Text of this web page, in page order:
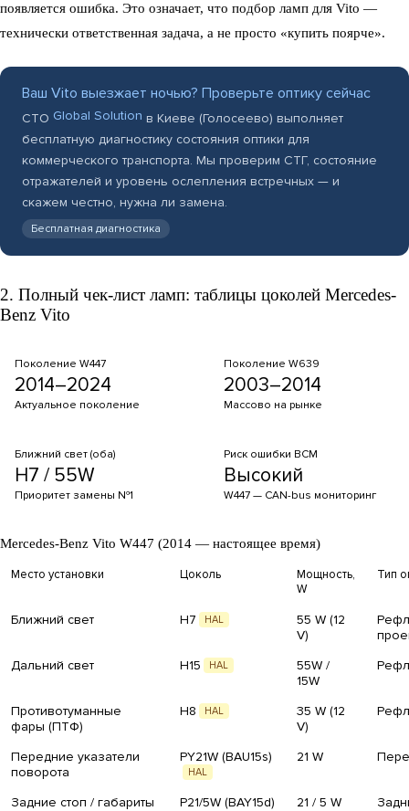
появляется ошибка. Это означает, что подбор ламп для Vito —
технически ответственная задача, а не просто «купить поярче».
Ваш Vito выезжает ночью? Проверьте оптику сейчас
СТО Global Solution в Киеве (Голосеево) выполняет
бесплатную диагностику состояния оптики для
коммерческого транспорта. Мы проверим СТГ, состояние
отражателей и уровень ослепления встречных — и
скажем честно, нужна ли замена.
Бесплатная диагностика
2. Полный чек-лист ламп: таблицы цоколей Mercedes-
Benz Vito
Поколение W447
2014–2024
Актуальное поколение
Поколение W639
2003–2014
Массово на рынке
Ближний свет (оба)
H7 / 55W
Приоритет замены №1
Риск ошибки BCM
Высокий
W447 — CAN-bus мониторинг
Mercedes-Benz Vito W447 (2014 — настоящее время)
Место установки Цоколь
Мощность,
W
Тип
Ближний свет H7 HAL
55 W (12
V)
Дальний свет
H15 HAL
55W /
15W
Противотуманные
фары (ПТФ)
H8 HAL
35 W (12
V)
Передние указатели
поворота
PY21W (BAU15s)
HAL
21 W
Задние стоп / габариты P21/5W (BAY15d) 21 / 5 W